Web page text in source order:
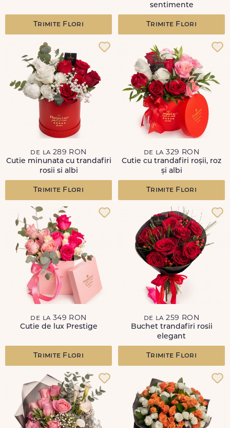
Trimite Flori
sentimente
Trimite Flori
de la 289 RON
Cutie minunata cu trandafiri
rosii si albi
Trimite Flori
de la 329 RON
Cutie cu trandafiri roșii, roz
și albi
Trimite Flori
de la 349 RON
Cutie de lux Prestige
Trimite Flori
de la 259 RON
Buchet trandafiri rosii
elegant
Trimite Flori